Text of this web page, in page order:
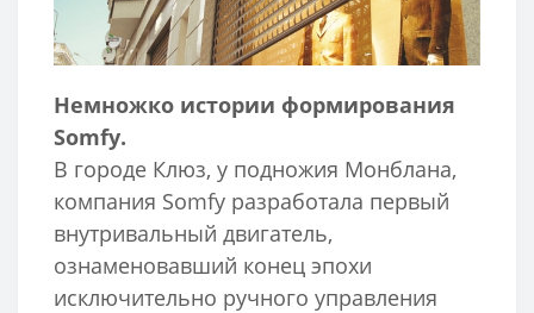
Немножко истории формирования
Somfy.
В городе Клюз, у подножия Монблана,
компания Somfy разработала первый
внутривальный двигатель,
ознаменовавший конец эпохи
исключительно ручного управления